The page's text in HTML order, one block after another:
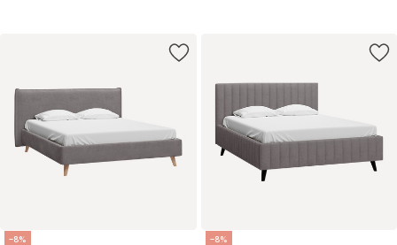
8 8